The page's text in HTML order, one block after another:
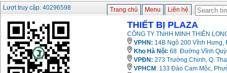
Lượt truy cập: 40296598
Trang chủ Menu Liên hệ
THIẾT BỊ PLAZA
CÔNG TY TNHH MINH THIÊN
VPHN: 14B Ngõ 200 Vĩnh Hưng,
Kho Hà Nội: 68 Đường Vĩnh
VPĐN: 273 Trường Chinh, Q.
VPHCM : 133 Đào Cam Mộc,